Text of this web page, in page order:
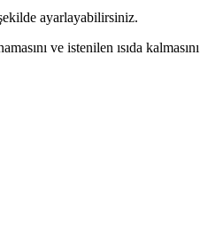
ayarlayabilirsiniz.
ve istenilen ısıda